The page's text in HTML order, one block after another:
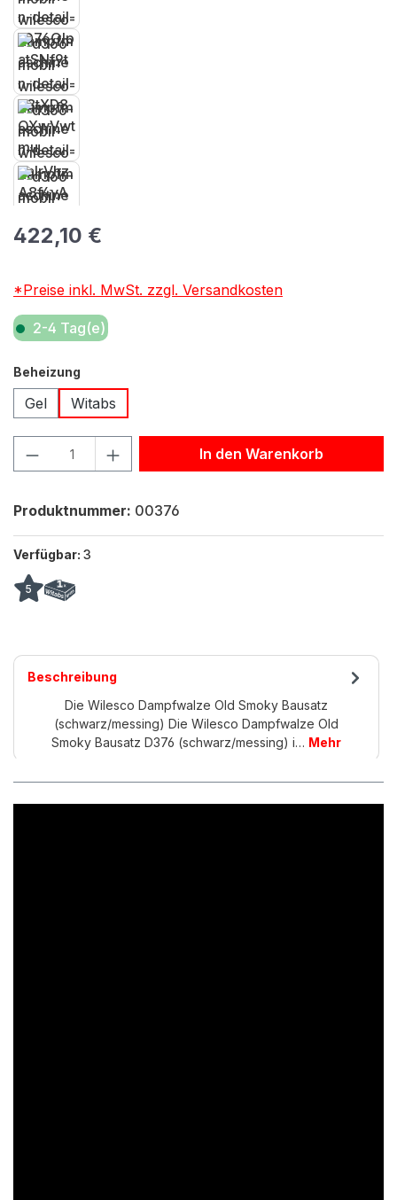
Regulärer Preis:
422,10 €
*Preise inkl. MwSt. zzgl. Versandkosten
2-4 Tag(e)
Beheizung
Gel Witabs
Produkt Anzahl: Gib den gewünschten Wert ein oder
In den Warenkorb
Produktnummer: 00376
Verfügbar: 3
5
Beschreibung
Die Wilesco Dampfwalze Old Smoky Bausatz
(schwarz/messing) Die Wilesco Dampfwalze Old
Smoky Bausatz D376 (schwarz/messing) i… Mehr